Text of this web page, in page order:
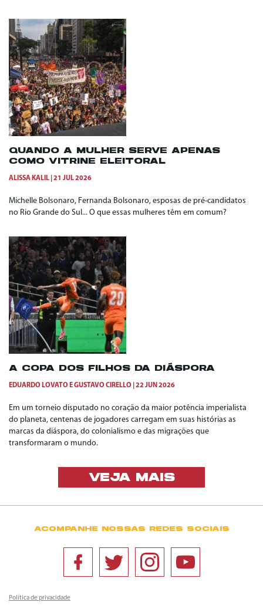
QUANDO A MULHER SERVE APENAS
COMO VITRINE ELEITORAL
ALISSA KALIL 21 JUL 2026
Michelle Bolsonaro, Fernanda Bolsonaro, esposas de pré-candidatos
no Rio Grande do Sul... O que essas mulheres têm em comum?
A COPA DOS FILHOS DA DIÁSPORA
EDUARDO LOVATO EGUSTAVO CIRELLO 22 JUN 2026
Em um torneio disputado no coração da maior potência imperialista
do planeta, centenas de jogadores carregam em suas histórias as
marcas da diáspora, do colonialismo e das migrações que
transformaram o mundo.
VEJA MAIS
ACOMPANHE NOSSAS REDES SOCIAIS
Política de privacidade